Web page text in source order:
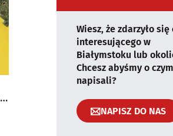
Wiesz, że zdarzyło się
interesującego w
Białymstoku lub
Chcesz abyśmy o
napisali?
NAPISZ DO NAS